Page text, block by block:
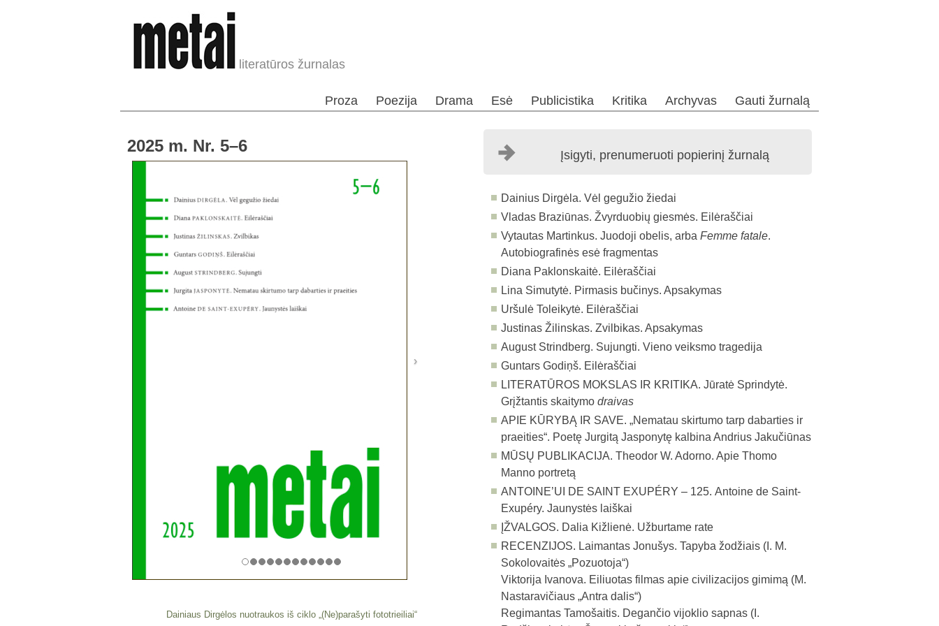
literatūros žurnalas
Proza Poezija Drama Esė Publicistika Kritika Archyvas Gauti žurnalą
2025 m. Nr. 5–6
Dainiaus Dirgėlos nuotraukos iš ciklo „(Ne)parašyti fototrieiliai“
Įsigyti, prenumeruoti popierinį žurnalą
Dainius Dirgėla. Vėl gegužio žiedai
Vladas Braziūnas. Žvyrduobių giesmės. Eilėraščiai
Vytautas Martinkus. Juodoji obelis, arba Femme fatale.
Autobiografinės esė fragmentas
Diana Paklonskaitė. Eilėraščiai
Lina Simutytė. Pirmasis bučinys. Apsakymas
Uršulė Toleikytė. Eilėraščiai
Justinas Žilinskas. Zvilbikas. Apsakymas
August Strindberg. Sujungti. Vieno veiksmo tragedija
Guntars Godiņš. Eilėraščiai
LITERATŪROS MOKSLAS IR KRITIKA. Jūratė Sprindytė.
Grįžtantis skaitymo draivas
APIE KŪRYBĄ IR SAVE. „Nematau skirtumo tarp dabarties ir
praeities“. Poetę Jurgitą Jasponytę kalbina Andrius Jakučiūnas
MŪSŲ PUBLIKACIJA. Theodor W. Adorno. Apie Thomo
Manno portretą
ANTOINE’UI DE SAINT EXUPÉRY – 125. Antoine de Saint-
Exupéry. Jaunystės laiškai
ĮŽVALGOS. Dalia Kižlienė. Užburtame rate
RECENZIJOS. Laimantas Jonušys. Tapyba žodžiais (I. M.
Sokolovaitės „Pozuotoja“)
Viktorija Ivanova. Eiliuotas filmas apie civilizacijos gimimą (M.
Nastaravičiaus „Antra dalis“)
Regimantas Tamošaitis. Degančio vijoklio sapnas (I.